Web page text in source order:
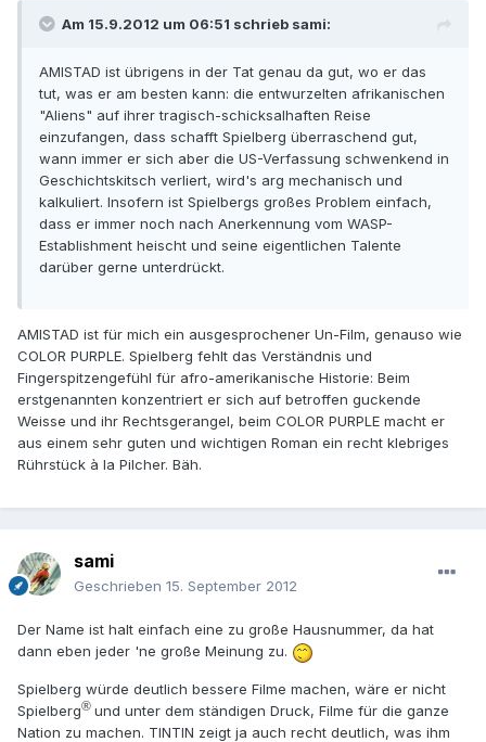
Am 15.9.2012 um 06:51 schrieb sami:
AMISTAD ist übrigens in der Tat genau da gut, wo er das
tut, was er am besten kann: die entwurzelten afrikanischen
"Aliens" auf ihrer tragisch-schicksalhaften Reise
einzufangen, dass schafft Spielberg überraschend gut,
wann immer er sich aber die US-Verfassung schwenkend in
Geschichtskitsch verliert, wird's arg mechanisch und
kalkuliert. Insofern ist Spielbergs großes Problem einfach,
dass er immer noch nach Anerkennung vom WASP-
Establishment heischt und seine eigentlichen Talente
darüber gerne unterdrückt.
AMISTAD ist für mich ein ausgesprochener Un-Film, genauso wie
COLOR PURPLE. Spielberg fehlt das Verständnis und
Fingerspitzengefühl für afro-amerikanische Historie: Beim
erstgenannten konzentriert er sich auf betroffen guckende
Weisse und ihr Rechtsgerangel, beim COLOR PURPLE macht er
aus einem sehr guten und wichtigen Roman ein recht klebriges
Rührstück à la Pilcher. Bäh.
sami
Geschrieben 15. September 2012
Der Name ist halt einfach eine zu große Hausnummer, da hat
dann eben jeder 'ne große Meinung zu.
Spielberg würde deutlich bessere Filme machen, wäre er nicht
Spielberg® und unter dem ständigen Druck, Filme für die ganze
Nation zu machen. TINTIN zeigt ja auch recht deutlich, was ihm